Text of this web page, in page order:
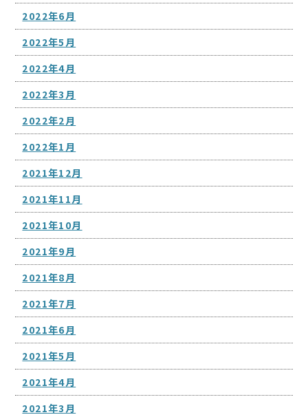
2022年6月
2022年5月
2022年4月
2022年3月
2022年2月
2022年1月
2021年12月
2021年11月
2021年10月
2021年9月
2021年8月
2021年7月
2021年6月
2021年5月
2021年4月
2021年3月